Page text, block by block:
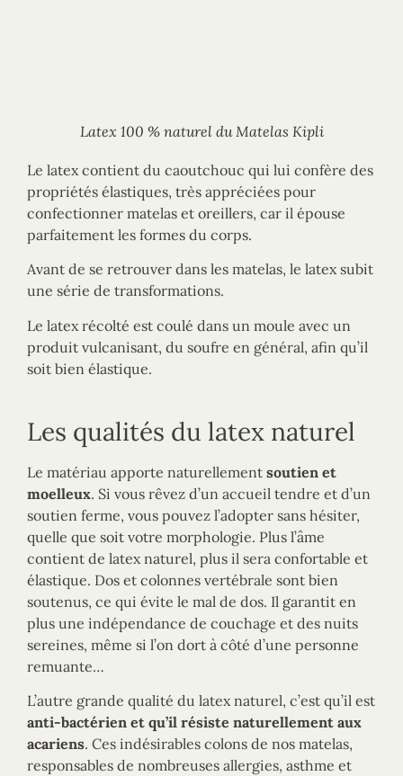
Latex 100 % naturel du Matelas Kipli
Le latex contient du caoutchouc qui lui confère des
propriétés élastiques, très appréciées pour
confectionner matelas et oreillers, car il épouse
parfaitement les formes du corps.
Avant de se retrouver dans les matelas, le latex subit
une série de transformations.
Le latex récolté est coulé dans un moule avec un
produit vulcanisant, du soufre en général, afin qu’il
soit bien élastique.
Les qualités du latex naturel
Le matériau apporte naturellement soutien et
moelleux. Si vous rêvez d’un accueil tendre et d’un
soutien ferme, vous pouvez l’adopter sans hésiter,
quelle que soit votre morphologie. Plus l’âme
contient de latex naturel, plus il sera confortable et
élastique. Dos et colonnes vertébrale sont bien
soutenus, ce qui évite le mal de dos. Il garantit en
plus une indépendance de couchage et des nuits
sereines, même si l’on dort à côté d’une personne
remuante…
L’autre grande qualité du latex naturel, c’est qu’il est
anti-bactérien et qu’il résiste naturellement aux
acariens. Ces indésirables colons de nos matelas,
responsables de nombreuses allergies, asthme et